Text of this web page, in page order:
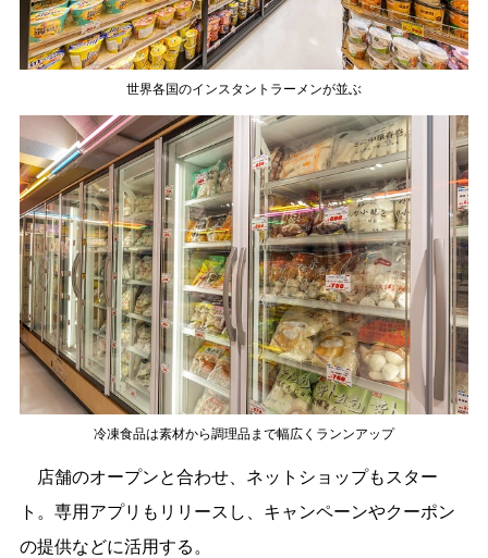
世界各国のインスタントラーメンが並ぶ
冷凍食品は素材から調理品まで幅広くランンアップ
店舗のオープンと合わせ、ネットショップもスター
ト。専用アプリもリリースし、キャンペーンやクーポン
の提供などに活用する。